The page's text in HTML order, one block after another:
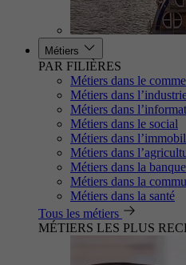
Métiers
PAR FILIÈRES
Métiers dans le
Métiers dans
Métiers dans
Métiers dans le social
Métiers dans
Métiers dans
Métiers dans la banque
Métiers dans la
Métiers dans la santé
Tous les métiers
MÉTIERS LES PLUS